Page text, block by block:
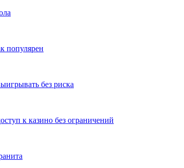
популярен
без риска
к казино без ограничений